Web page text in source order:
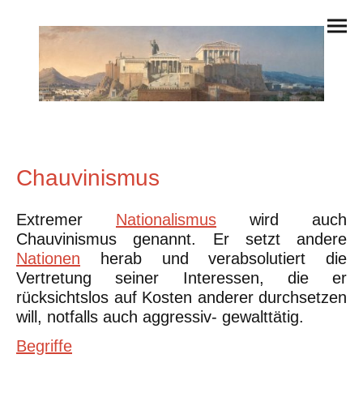
Chauvinismus
Extremer Nationalismus wird auch
Chauvinismus genannt. Er setzt andere
Nationen herab und verabsolutiert die
Vertretung seiner Interessen, die er
rücksichtslos auf Kosten anderer durchsetzen
will, notfalls auch aggressiv- gewalttätig.
Begriffe